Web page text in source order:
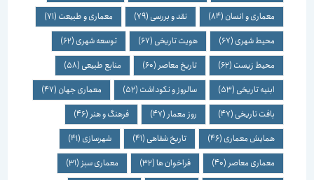
معماری و انسان(84) نقد و بررسی(79) معماری و طبیعت(71)
محیط شهری(67) هویت تاریخی(67) توسعه شهری(62)
محیط زیست(62) تاریخ معاصر(60) منابع طبیعی(58)
ابنیه تاریخی(53) سالروز و نکوداشت(52) معماری جهان(47)
بافت تاریخی(47) روز معمار(47) فرهنگ و هنر(46)
همایش معماری(46) تاریخ شفاهی(41) شهرسازی(41)
معماری معاصر(40) فراخوان ها(32) معماری سبز(31)